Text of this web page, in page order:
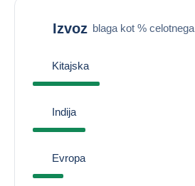
Izvoz blaga kot % celotnega
Kitajska
Indija
Evropa